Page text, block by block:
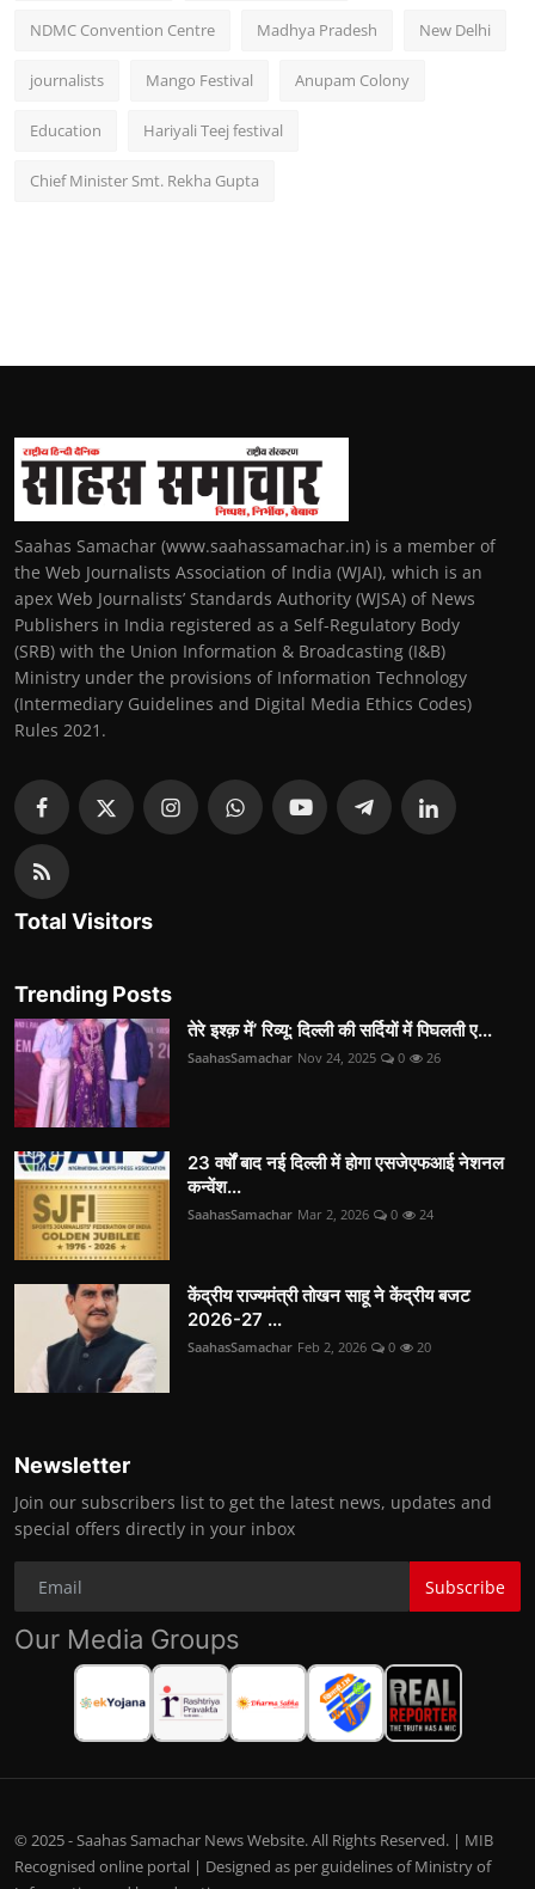
NDMC Convention Centre Madhya Pradesh New Delhi
journalists Mango Festival Anupam Colony
Education Hariyali Teej festival
Chief Minister Smt. Rekha Gupta
Saahas Samachar (www.saahassamachar.in) is a member of
the Web Journalists Association of India (WJAI), which is an
apex Web Journalists’ Standards Authority (WJSA) of News
Publishers in India registered as a Self-Regulatory Body
(SRB) with the Union Information & Broadcasting (I&B)
Ministry under the provisions of Information Technology
(Intermediary Guidelines and Digital Media Ethics Codes)
Rules 2021.
Total Visitors
Trending Posts
तेरे इश्क़ में’ रिव्यू: दिल्ली की सर्दियों में पिघलती ए...
SaahasSamachar Nov 24, 2025 0 26
23 वर्षों बाद नई दिल्ली में होगा एसजेएफआई नेशनल
कन्वेंश...
SaahasSamachar Mar 2, 2026 0 24
केंद्रीय राज्यमंत्री तोखन साहू ने केंद्रीय बजट
2026-27 ...
SaahasSamachar Feb 2, 2026 0 20
Newsletter
Join our subscribers list to get the latest news, updates and
special offers directly in your inbox
Subscribe
Our Media Groups
© 2025 - Saahas Samachar News Website. All Rights Reserved. | MIB
Recognised online portal | Designed as per guidelines of Ministry of